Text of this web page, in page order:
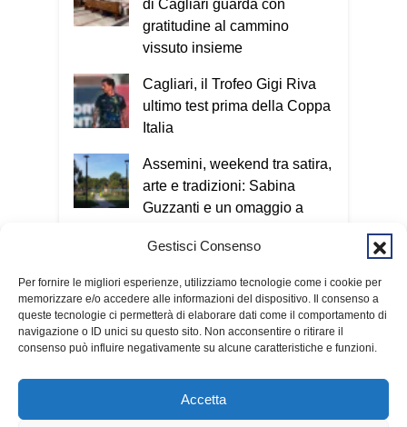
Gestisci Consenso
Per fornire le migliori esperienze, utilizziamo tecnologie come i cookie per
memorizzare e/o accedere alle informazioni del dispositivo. Il consenso a
queste tecnologie ci permetterà di elaborare dati come il comportamento di
navigazione o ID unici su questo sito. Non acconsentire o ritirare il
consenso può influire negativamente su alcune caratteristiche e funzioni.
Accetta
di Cagliari guarda con
gratitudine al cammino
vissuto insieme
Cagliari, il Trofeo Gigi Riva
ultimo test prima della Coppa
Italia
Assemini, weekend tra satira,
arte e tradizioni: Sabina
Guzzanti e un omaggio a
cultura: inaugurati tre nuovi
musei grazie al PNRR